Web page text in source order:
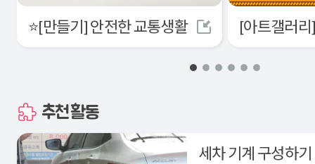
⭐[만들기] 안전한 교통생활
추천활동
세차 기계 구성하기